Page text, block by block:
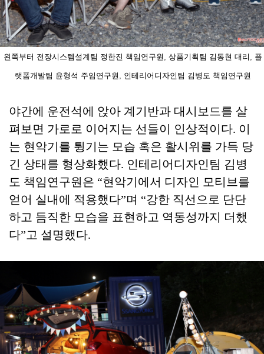
왼쪽부터 전장시스템설계팀 정한진 책임연구원, 상품기획팀 김동현 대리, 플
랫폼개발팀 윤형석 주임연구원, 인테리어디자인팀 김병도 책임연구원
야간에 운전석에 앉아 계기반과 대시보드를 살
펴보면 가로로 이어지는 선들이 인상적이다. 이
는 현악기를 튕기는 모습 혹은 활시위를 가득 당
긴 상태를 형상화했다. 인테리어디자인팀 김병
도 책임연구원은 “현악기에서 디자인 모티브를
얻어 실내에 적용했다”며 “강한 직선으로 단단
하고 듬직한 모습을 표현하고 역동성까지 더했
다”고 설명했다.